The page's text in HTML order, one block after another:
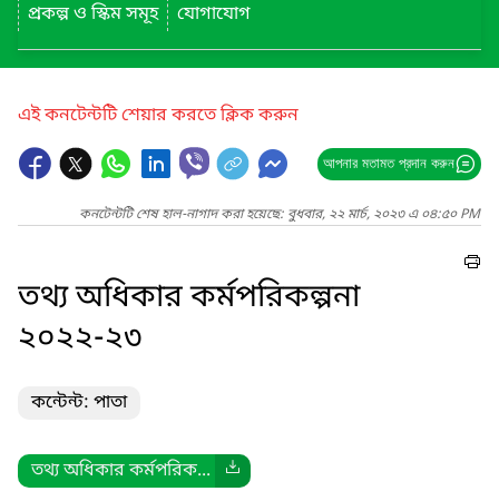
প্রকল্প ও স্কিম সমূহ
যোগাযোগ
এই কনটেন্টটি শেয়ার করতে ক্লিক করুন
আপনার মতামত প্রদান করুন
কনটেন্টটি শেষ হাল-নাগাদ করা হয়েছে: বুধবার, ২২ মার্চ, ২০২৩ এ ০৪:৫০ PM
তথ্য অধিকার কর্মপরিকল্পনা
২০২২-২৩
কন্টেন্ট: পাতা
তথ্য অধিকার কর্মপরিক...